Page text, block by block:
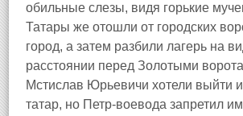
обильные слезы, видя горькие
Татары же отошли от городских
город, а затем разбили лагерь на
расстоянии перед Золотыми
Мстислав Юрьевичи хотели выйти
татар, но Петр-воевода запретил